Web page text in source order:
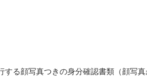
る顔写真つきの身分確認書類（顔写真